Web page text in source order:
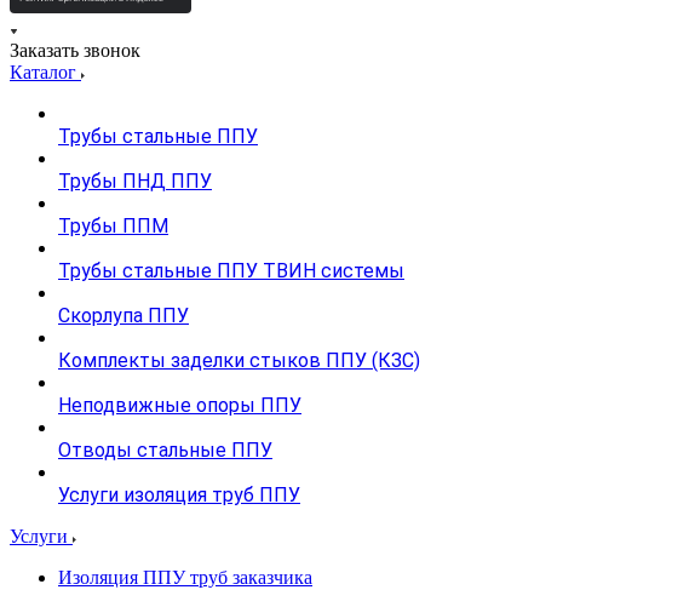
Заказать звонок
Каталог
Трубы стальные ППУ
Трубы ПНД ППУ
Трубы ППМ
Трубы стальные ППУ ТВИН системы
Скорлупа ППУ
Комплекты заделки стыков ППУ (КЗС)
Неподвижные опоры ППУ
Отводы стальные ППУ
Услуги изоляция труб ППУ
Услуги
Изоляция ППУ труб заказчика